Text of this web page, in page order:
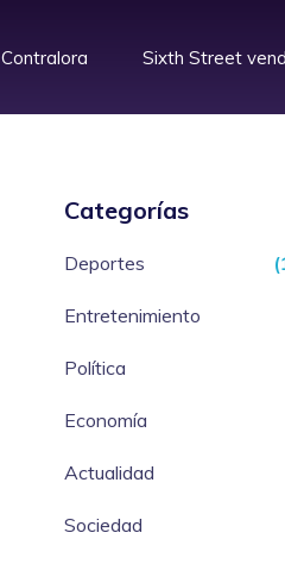
Sixth Street
Categorías
Deportes
Entretenimiento
Política
Economía
Actualidad
Sociedad